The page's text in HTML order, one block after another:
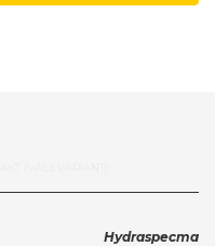
Hydraspecma